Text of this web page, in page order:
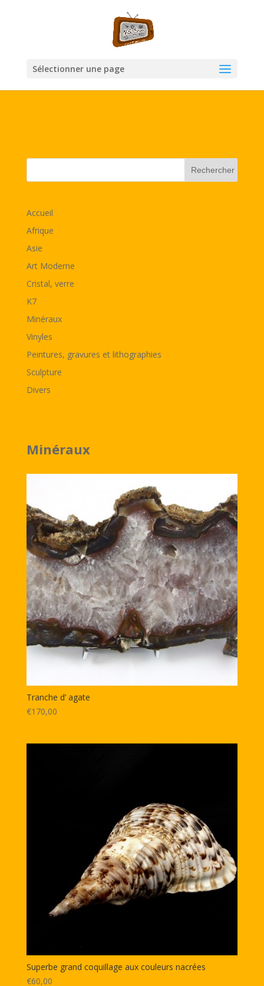
Sélectionner une page
Accueil
Afrique
Asie
Art Moderne
Cristal, verre
K7
Minéraux
Vinyles
Peintures, gravures et lithographies
Sculpture
Divers
Minéraux
Tranche d’ agate
€170,00
Superbe grand coquillage aux couleurs nacrées
€60,00